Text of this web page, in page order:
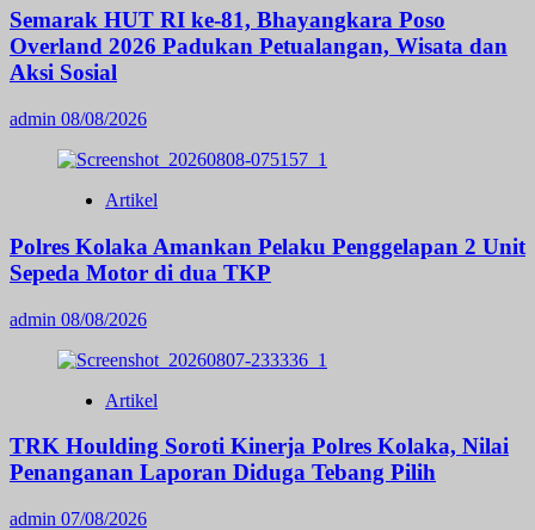
Semarak HUT RI ke-81, Bhayangkara Poso
Overland 2026 Padukan Petualangan, Wisata dan
Aksi Sosial
admin 08/08/2026
Artikel
Polres Kolaka Amankan Pelaku Penggelapan 2 Unit
Sepeda Motor di dua TKP
admin 08/08/2026
Artikel
TRK Houlding Soroti Kinerja Polres Kolaka, Nilai
Penanganan Laporan Diduga Tebang Pilih
admin 07/08/2026